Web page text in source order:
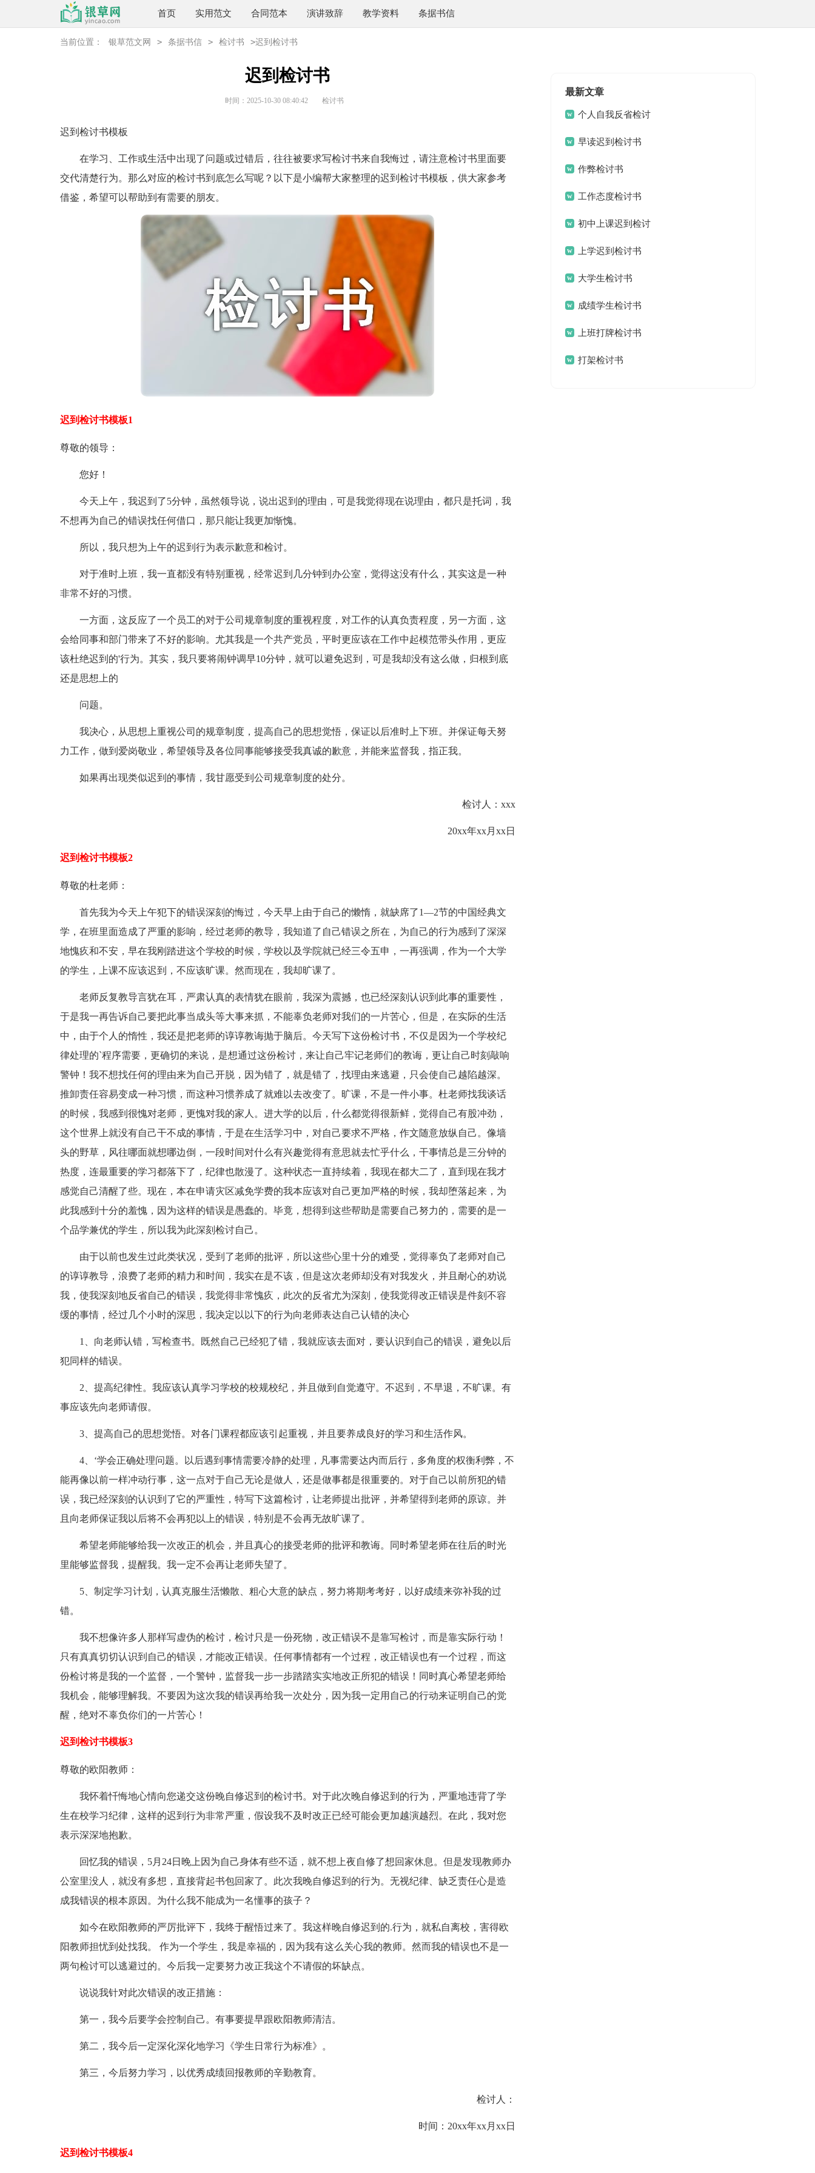
首页 实用范文 合同范本 演讲致辞 教学资料 条据书信
当前位置： 银草范文网 > 条据书信 > 检讨书 >迟到检讨书
迟到检讨书
时间：2025-10-30 08:40:42 检讨书
迟到检讨书模板
在学习、工作或生活中出现了问题或过错后，往往被要求写检讨书来自我悔过，请注意检讨书里面要
交代清楚行为。那么对应的检讨书到底怎么写呢？以下是小编帮大家整理的迟到检讨书模板，供大家参考
借鉴，希望可以帮助到有需要的朋友。
迟到检讨书模板1
尊敬的领导：
您好！
今天上午，我迟到了5分钟，虽然领导说，说出迟到的理由，可是我觉得现在说理由，都只是托词，我
不想再为自己的错误找任何借口，那只能让我更加惭愧。
所以，我只想为上午的迟到行为表示歉意和检讨。
对于准时上班，我一直都没有特别重视，经常迟到几分钟到办公室，觉得这没有什么，其实这是一种
非常不好的习惯。
一方面，这反应了一个员工的对于公司规章制度的重视程度，对工作的认真负责程度，另一方面，这
会给同事和部门带来了不好的影响。尤其我是一个共产党员，平时更应该在工作中起模范带头作用，更应
该杜绝迟到的'行为。其实，我只要将闹钟调早10分钟，就可以避免迟到，可是我却没有这么做，归根到底
还是思想上的
问题。
我决心，从思想上重视公司的规章制度，提高自己的思想觉悟，保证以后准时上下班。并保证每天努
力工作，做到爱岗敬业，希望领导及各位同事能够接受我真诚的歉意，并能来监督我，指正我。
如果再出现类似迟到的事情，我甘愿受到公司规章制度的处分。
检讨人：xxx
20xx年xx月xx日
迟到检讨书模板2
尊敬的杜老师：
首先我为今天上午犯下的错误深刻的悔过，今天早上由于自己的懒惰，就缺席了1—2节的中国经典文
学，在班里面造成了严重的影响，经过老师的教导，我知道了自己错误之所在，为自己的行为感到了深深
地愧疚和不安，早在我刚踏进这个学校的时候，学校以及学院就已经三令五申，一再强调，作为一个大学
的学生，上课不应该迟到，不应该旷课。然而现在，我却旷课了。
老师反复教导言犹在耳，严肃认真的表情犹在眼前，我深为震撼，也已经深刻认识到此事的重要性，
于是我一再告诉自己要把此事当成头等大事来抓，不能辜负老师对我们的一片苦心，但是，在实际的生活
中，由于个人的惰性，我还是把老师的谆谆教诲抛于脑后。今天写下这份检讨书，不仅是因为一个学校纪
律处理的`程序需要，更确切的来说，是想通过这份检讨，来让自己牢记老师们的教诲，更让自己时刻敲响
警钟！我不想找任何的理由来为自己开脱，因为错了，就是错了，找理由来逃避，只会使自己越陷越深。
推卸责任容易变成一种习惯，而这种习惯养成了就难以去改变了。旷课，不是一件小事。杜老师找我谈话
的时候，我感到很愧对老师，更愧对我的家人。进大学的以后，什么都觉得很新鲜，觉得自己有股冲劲，
这个世界上就没有自己干不成的事情，于是在生活学习中，对自己要求不严格，作文随意放纵自己。像墙
头的野草，风往哪面就想哪边倒，一段时间对什么有兴趣觉得有意思就去忙乎什么，干事情总是三分钟的
热度，连最重要的学习都落下了，纪律也散漫了。这种状态一直持续着，我现在都大二了，直到现在我才
感觉自己清醒了些。现在，本在申请灾区减免学费的我本应该对自己更加严格的时候，我却堕落起来，为
此我感到十分的羞愧，因为这样的错误是愚蠢的。毕竟，想得到这些帮助是需要自己努力的，需要的是一
个品学兼优的学生，所以我为此深刻检讨自己。
由于以前也发生过此类状况，受到了老师的批评，所以这些心里十分的难受，觉得辜负了老师对自己
的谆谆教导，浪费了老师的精力和时间，我实在是不该，但是这次老师却没有对我发火，并且耐心的劝说
我，使我深刻地反省自己的错误，我觉得非常愧疚，此次的反省尤为深刻，使我觉得改正错误是件刻不容
缓的事情，经过几个小时的深思，我决定以以下的行为向老师表达自己认错的决心
1、向老师认错，写检查书。既然自己已经犯了错，我就应该去面对，要认识到自己的错误，避免以后
犯同样的错误。
2、提高纪律性。我应该认真学习学校的校规校纪，并且做到自觉遵守。不迟到，不早退，不旷课。有
事应该先向老师请假。
3、提高自己的思想觉悟。对各门课程都应该引起重视，并且要养成良好的学习和生活作风。
4、‘学会正确处理问题。以后遇到事情需要冷静的处理，凡事需要达内而后行，多角度的权衡利弊，不
能再像以前一样冲动行事，这一点对于自己无论是做人，还是做事都是很重要的。对于自己以前所犯的错
误，我已经深刻的认识到了它的严重性，特写下这篇检讨，让老师提出批评，并希望得到老师的原谅。并
且向老师保证我以后将不会再犯以上的错误，特别是不会再无故旷课了。
希望老师能够给我一次改正的机会，并且真心的接受老师的批评和教诲。同时希望老师在往后的时光
里能够监督我，提醒我。我一定不会再让老师失望了。
5、制定学习计划，认真克服生活懒散、粗心大意的缺点，努力将期考考好，以好成绩来弥补我的过
错。
我不想像许多人那样写虚伪的检讨，检讨只是一份死物，改正错误不是靠写检讨，而是靠实际行动！
只有真真切切认识到自己的错误，才能改正错误。任何事情都有一个过程，改正错误也有一个过程，而这
份检讨将是我的一个监督，一个警钟，监督我一步一步踏踏实实地改正所犯的错误！同时真心希望老师给
我机会，能够理解我。不要因为这次我的错误再给我一次处分，因为我一定用自己的行动来证明自己的觉
醒，绝对不辜负你们的一片苦心！
迟到检讨书模板3
尊敬的欧阳教师：
我怀着忏悔地心情向您递交这份晚自修迟到的检讨书。对于此次晚自修迟到的行为，严重地违背了学
生在校学习纪律，这样的迟到行为非常严重，假设我不及时改正已经可能会更加越演越烈。在此，我对您
表示深深地抱歉。
回忆我的错误，5月24日晚上因为自己身体有些不适，就不想上夜自修了想回家休息。但是发现教师办
公室里没人，就没有多想，直接背起书包回家了。此次我晚自修迟到的行为。无视纪律、缺乏责任心是造
成我错误的根本原因。为什么我不能成为一名懂事的孩子？
如今在欧阳教师的严厉批评下，我终于醒悟过来了。我这样晚自修迟到的.行为，就私自离校，害得欧
阳教师担忧到处找我。 作为一个学生，我是幸福的，因为我有这么关心我的教师。然而我的错误也不是一
两句检讨可以逃避过的。今后我一定要努力改正我这个不请假的坏缺点。
说说我针对此次错误的改正措施：
第一，我今后要学会控制自己。有事要提早跟欧阳教师清洁。
第二，我今后一定深化深化地学习《学生日常行为标准》。
第三，今后努力学习，以优秀成绩回报教师的辛勤教育。
检讨人：
时间：20xx年xx月xx日
迟到检讨书模板4
最新文章
个人自我反省检讨
书 早读迟到检讨书
作弊检讨书
工作态度检讨书
初中上课迟到检讨
书 上学迟到检讨书
大学生检讨书
成绩学生检讨书
上班打牌检讨书
打架检讨书